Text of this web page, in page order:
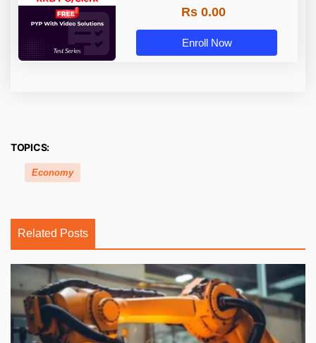
Rs 0.00
Enroll Now
TOPICS:
Economy
Related Posts